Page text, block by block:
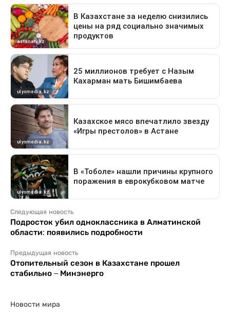
Следующая новость
Подросток убил одноклассника в Алматинской
области: появились подробности
Предыдущая новость
Отопительный сезон в Казахстане прошел
стабильно – Минэнерго
Новости мира